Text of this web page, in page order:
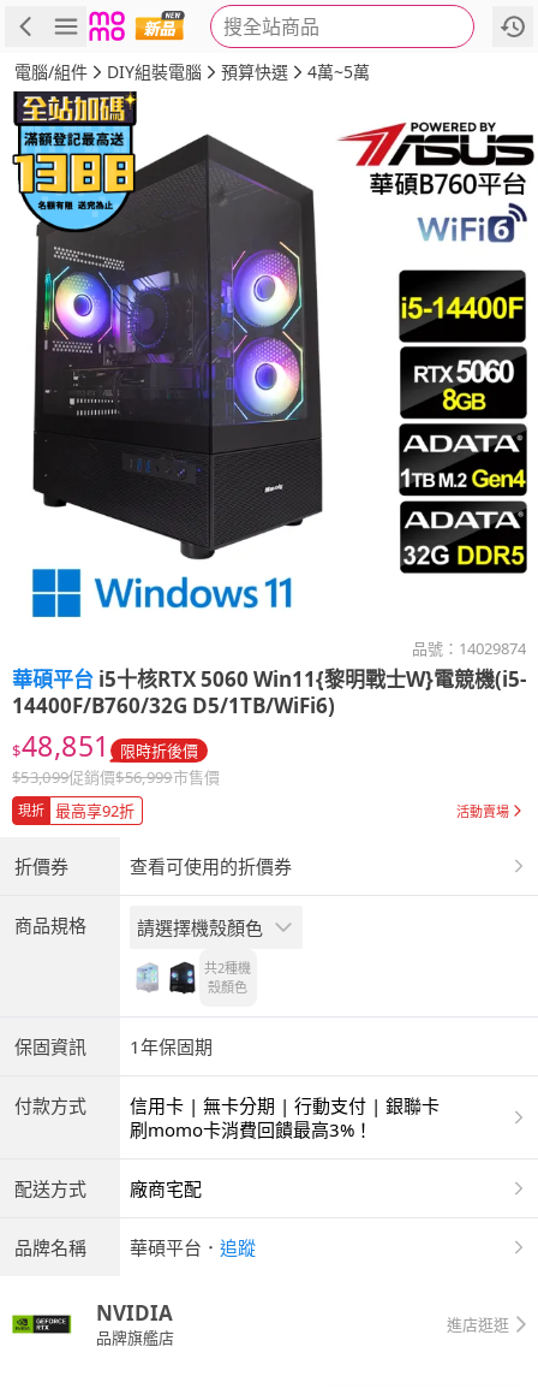
搜全站商品
商品 評價 詳情 規格
電腦/組件 DIY組裝電腦 預算快選 4萬~5萬
品號： 14029874
華碩平台 i5十核RTX 5060 Win11{黎明戰士W}電競機(i5-
14400F/B760/32G D5/1TB/WiFi6)
$48,851 限時折後價
$53,099促銷價$56,999市售價
現折 最高享92折 活動賣場
折價券 查看可使用的折價券
商品規格 請選擇機殼顏色
共2種機
殼顏色
保固資訊 1年保固期
付款方式
信用卡 | 無卡分期 | 行動支付 | 銀聯卡
刷momo卡消費回饋最高3%！
配送方式 廠商宅配
品牌名稱 華碩平台 ． 追蹤
NVIDIA
品牌旗艦店
進店逛逛